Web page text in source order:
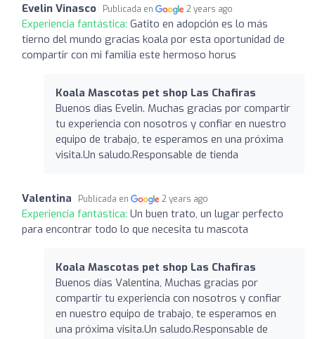
Evelin Vinasco Publicada en 2 years ago
Experiencia fantástica: Gatito en adopción es lo más
tierno del mundo gracias koala por esta oportunidad de
compartir con mi familia este hermoso horus
Koala Mascotas pet shop Las Chafiras
Buenos dias Evelin. Muchas gracias por compartir
tu experiencia con nosotros y confiar en nuestro
equipo de trabajo, te esperamos en una próxima
visita.Un saludo.Responsable de tienda
Valentina Publicada en 2 years ago
Experiencia fantástica: Un buen trato, un lugar perfecto
para encontrar todo lo que necesita tu mascota
Koala Mascotas pet shop Las Chafiras
Buenos días Valentina, Muchas gracias por
compartir tu experiencia con nosotros y confiar
en nuestro equipo de trabajo, te esperamos en
una próxima visita.Un saludo.Responsable de